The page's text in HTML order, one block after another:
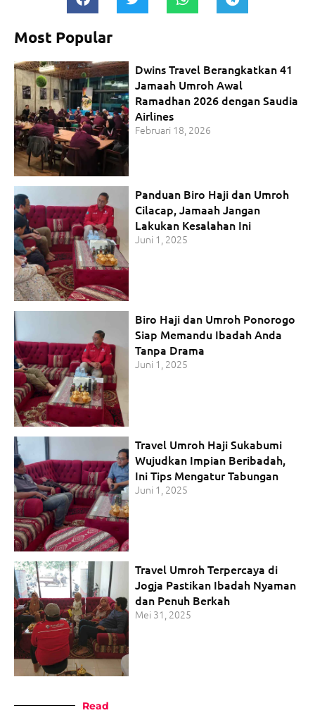
Most Popular
Dwins Travel Berangkatkan 41
Jamaah Umroh Awal
Ramadhan 2026 dengan Saudia
Airlines
Februari 18, 2026
Panduan Biro Haji dan Umroh
Cilacap, Jamaah Jangan
Lakukan Kesalahan Ini
Juni 1, 2025
Biro Haji dan Umroh Ponorogo
Siap Memandu Ibadah Anda
Tanpa Drama
Juni 1, 2025
Travel Umroh Haji Sukabumi
Wujudkan Impian Beribadah,
Ini Tips Mengatur Tabungan
Juni 1, 2025
Travel Umroh Terpercaya di
Jogja Pastikan Ibadah Nyaman
dan Penuh Berkah
Mei 31, 2025
Read